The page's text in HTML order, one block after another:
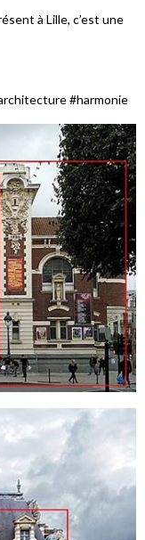
à Lille, c’est une
#harmonie